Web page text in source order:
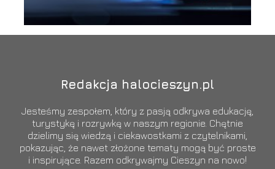
Redakcja halocieszyn.pl
Jesteśmy zespołem, który z pasją odkrywa edukację,
turystykę i rozrywkę w naszym regionie. Chętnie
dzielimy się wiedzą i ciekawostkami z czytelnikami,
pokazując, że nawet złożone tematy mogą być proste
i inspirujące. Razem odkrywajmy Cieszyn na nowo!